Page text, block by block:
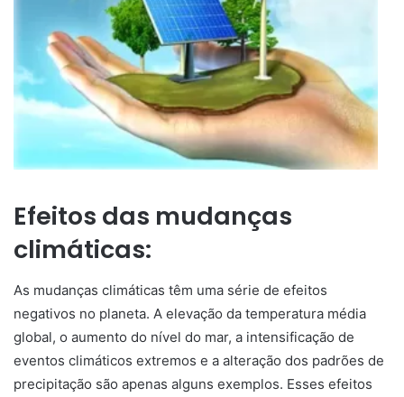
Efeitos das mudanças
climáticas:
As mudanças climáticas têm uma série de efeitos
negativos no planeta. A elevação da temperatura média
global, o aumento do nível do mar, a intensificação de
eventos climáticos extremos e a alteração dos padrões de
precipitação são apenas alguns exemplos. Esses efeitos